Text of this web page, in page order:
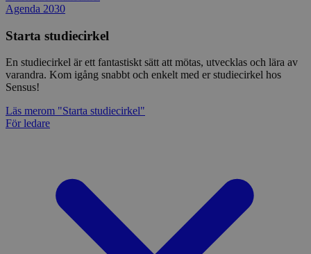
Agenda 2030
Starta studiecirkel
En studiecirkel är ett fantastiskt sätt att mötas, utvecklas och lära av
varandra. Kom igång snabbt och enkelt med er studiecirkel hos
Sensus!
Läs merom "Starta studiecirkel"
För ledare